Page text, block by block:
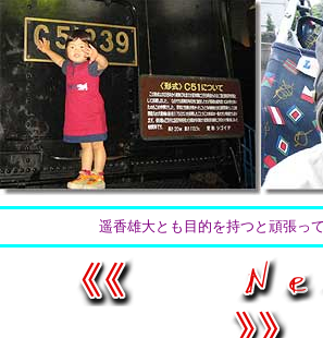
遥香雄大とも目的を持つと頑張っ